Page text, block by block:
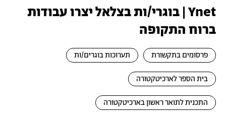
Ynet | בוגרי/ות בצלאל יצרו עבודות
ברוח התקופה
פרסומים בתקשורת תערוכות בוגרים/ות
בית הספר לארכיטקטורה
התכנית לתואר ראשון בארכיטקטורה